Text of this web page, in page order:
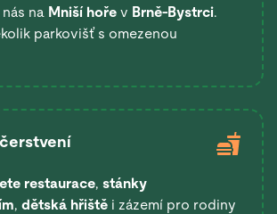
na Mniší hoře v Brně-Bystrci.
parkovišť s omezenou
restaurace, stánky
, dětská hřiště i zázemí pro rodiny